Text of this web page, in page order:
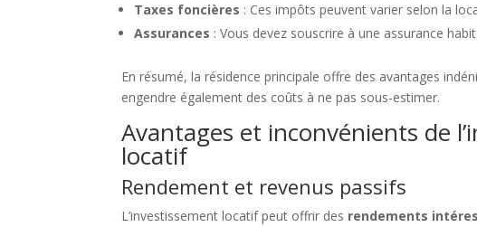
Taxes foncières : Ces impôts peuvent varier selon la
Assurances : Vous devez souscrire à une assurance
En résumé, la résidence principale offre des avantages
engendre également des coûts à ne pas sous-estimer.
Avantages et inconvénients de
locatif
Rendement et revenus passifs
L’investissement locatif peut offrir des rendements